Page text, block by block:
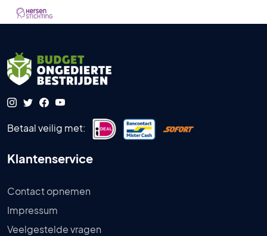
Betaal veilig met:
Klantenservice
Contact opnemen
Impressum
Veelgestelde vragen